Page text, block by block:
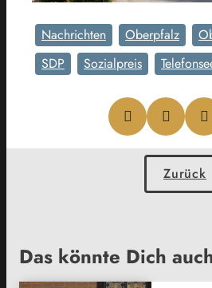
Nachrichten Oberpfalz
SDP
Sozialpreis
Zurück
Das könnte Dich